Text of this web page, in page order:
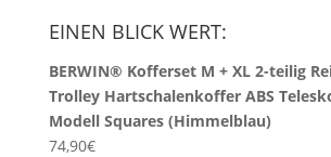
EINEN BLICK WERT:
BERWIN® Kofferset M + XL 2-teilig
Trolley Hartschalenkoffer ABS
Modell Squares (Himmelblau)
74,90€